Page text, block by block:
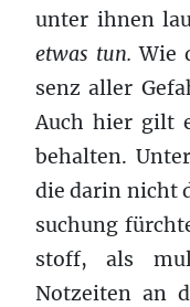
unter ihnen
etwas tun. Wie
senz aller
Auch hier gilt
behalten.
die darin nicht
suchung
stoff, als
Notzeiten an